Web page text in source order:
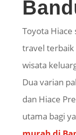
Toyota Hiace
travel terbaik
wisata
Dua varian
dan Hiace
utama bagi